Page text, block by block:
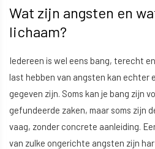
Wat zijn angsten en
lichaam?
Iedereen is wel eens bang, terecht
last hebben van angsten kan echter
gegeven zijn. Soms kan je bang zijn
gefundeerde zaken, maar soms zijn
vaag, zonder concrete aanleiding.
van zulke ongerichte angsten zijn